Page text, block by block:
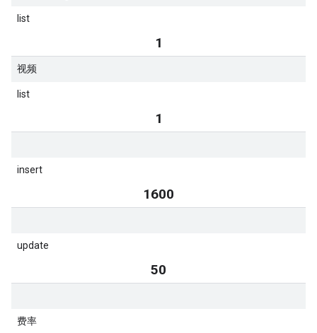
list
1
视频
list
1
insert
1600
update
50
费率